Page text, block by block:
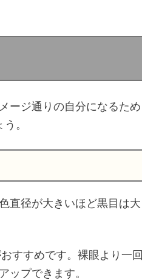
ージ通りの自分になるため
。
直径が大きいほど黒目は大
すすめです。裸眼より一回
ップできます。